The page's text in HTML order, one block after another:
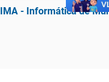
IMA - Informática de